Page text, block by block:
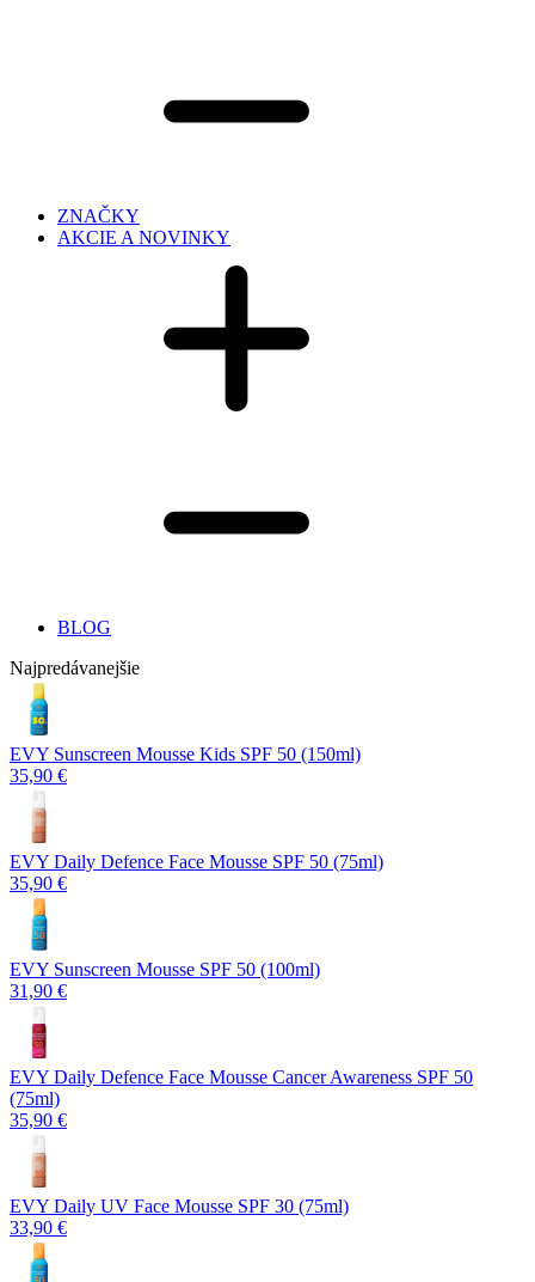
ZNAČKY
AKCIE A NOVINKY
BLOG
Najpredávanejšie
EVY Sunscreen Mousse Kids SPF 50 (150ml)
35,90 €
EVY Daily Defence Face Mousse SPF 50 (75ml)
35,90 €
EVY Sunscreen Mousse SPF 50 (100ml)
31,90 €
EVY Daily Defence Face Mousse Cancer Awareness SPF 50
(75ml)
35,90 €
EVY Daily UV Face Mousse SPF 30 (75ml)
33,90 €